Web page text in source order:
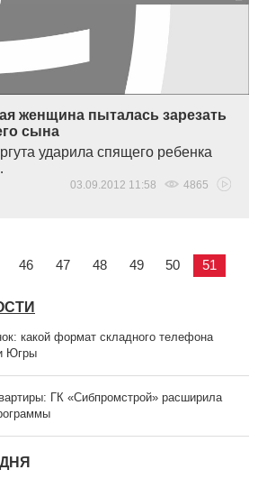
женщина пыталась зарезать
сына
ударила спящего ребенка
03.09.2012 11:58 4865
46 47 48 49 50
51
какой формат складного телефона
Югры
ГК «Сибпромстрой» расширила